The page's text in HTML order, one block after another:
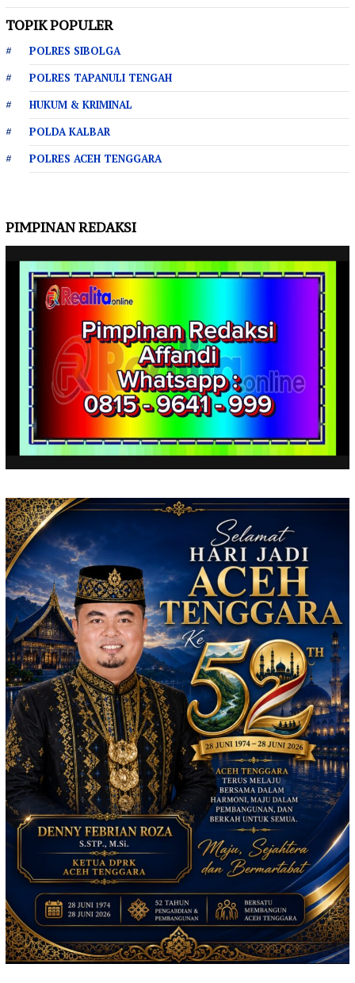
TOPIK POPULER
POLRES SIBOLGA
POLRES TAPANULI TENGAH
HUKUM & KRIMINAL
POLDA KALBAR
POLRES ACEH TENGGARA
PIMPINAN REDAKSI